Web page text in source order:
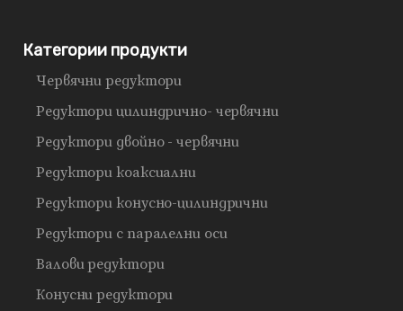
Категории продукти
Червячни редуктори
Редуктори цилиндрично- червячни
Редуктори двойно - червячни
Редуктори коаксиални
Редуктори конусно-цилиндрични
Редуктори с паралелни оси
Валови редуктори
Конусни редуктори